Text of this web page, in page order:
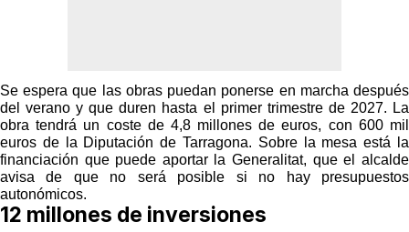
Se espera que las obras puedan ponerse en marcha después
del verano y que duren hasta el primer trimestre de 2027. La
obra tendrá un coste de 4,8 millones de euros, con 600 mil
euros de la Diputación de Tarragona. Sobre la mesa está la
financiación que puede aportar la Generalitat, que el alcalde
avisa de que no será posible si no hay presupuestos
autonómicos.
12 millones de inversiones